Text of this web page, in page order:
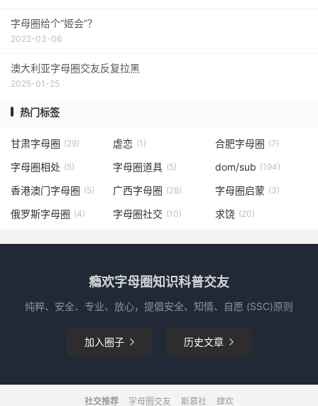
字母圈给个“姬会”？
2022-03-06
澳大利亚字母圈交友反复拉黑
2025-01-25
热门标签
甘肃字母圈 (29) 虐恋 (1) 合肥字母圈 (7)
字母圈相处 (5) 字母圈道具 (5) dom/sub (194)
香港澳门字母圈 (5) 广西字母圈 (28) 字母圈启蒙 (3)
俄罗斯字母圈 (4) 字母圈社交 (10) 求饶 (20)
瘾欢字母圈知识科普交友
纯粹、安全、专业、放心，提倡安全、知情、自愿 (SSC)原则
加入圈子  历史文章 
社交推荐 字母圈交友 斯慕社 肆欢